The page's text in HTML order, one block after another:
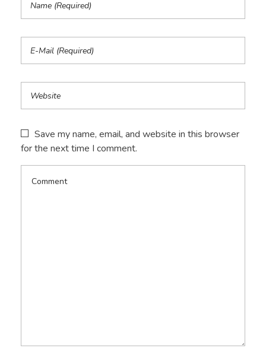
Save my name, email, and website in this browser
for the next time I comment.